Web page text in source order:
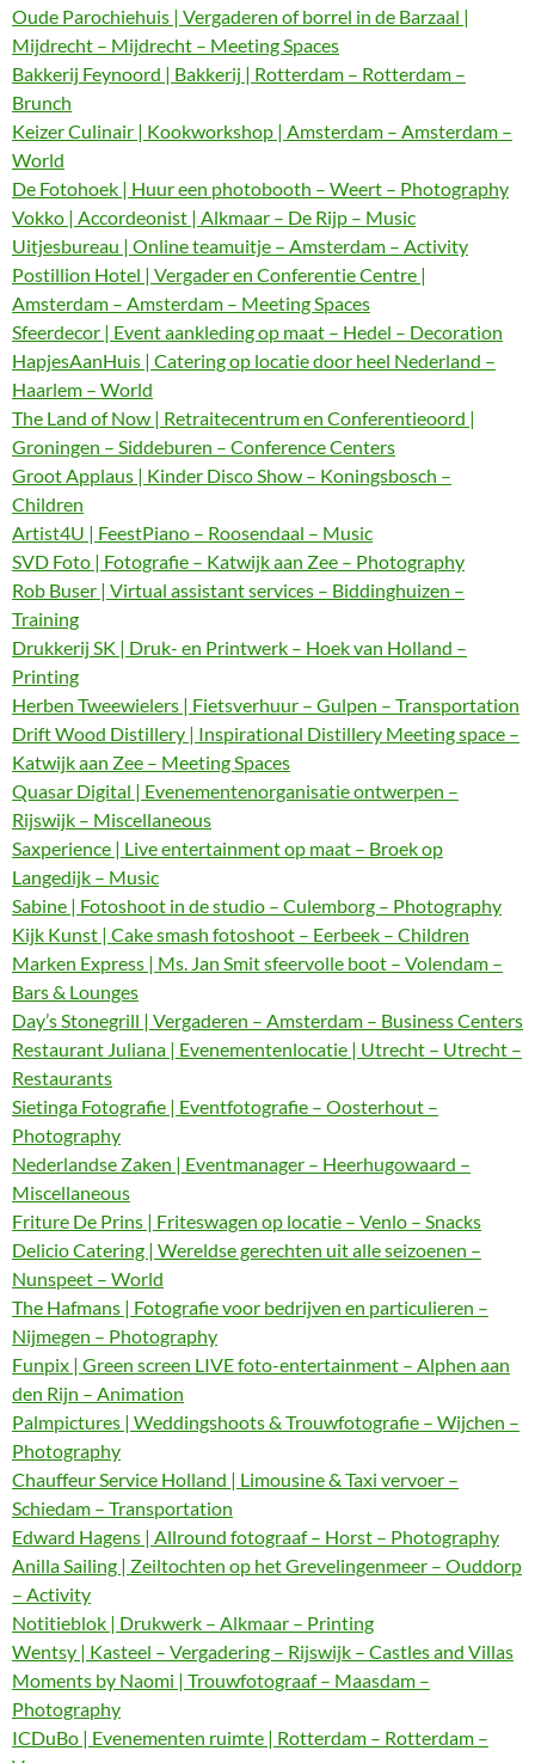
Oude Parochiehuis | Vergaderen of borrel in de Barzaal |
Mijdrecht – Mijdrecht – Meeting Spaces
Bakkerij Feynoord | Bakkerij | Rotterdam – Rotterdam –
Brunch
Keizer Culinair | Kookworkshop | Amsterdam – Amsterdam –
World
De Fotohoek | Huur een photobooth – Weert – Photography
Vokko | Accordeonist | Alkmaar – De Rijp – Music
Uitjesbureau | Online teamuitje – Amsterdam – Activity
Postillion Hotel | Vergader en Conferentie Centre |
Amsterdam – Amsterdam – Meeting Spaces
Sfeerdecor | Event aankleding op maat – Hedel – Decoration
HapjesAanHuis | Catering op locatie door heel Nederland –
Haarlem – World
The Land of Now | Retraitecentrum en Conferentieoord |
Groningen – Siddeburen – Conference Centers
Groot Applaus | Kinder Disco Show – Koningsbosch –
Children
Artist4U | FeestPiano – Roosendaal – Music
SVD Foto | Fotografie – Katwijk aan Zee – Photography
Rob Buser | Virtual assistant services – Biddinghuizen –
Training
Drukkerij SK | Druk- en Printwerk – Hoek van Holland –
Printing
Herben Tweewielers | Fietsverhuur – Gulpen – Transportation
Drift Wood Distillery | Inspirational Distillery Meeting space –
Katwijk aan Zee – Meeting Spaces
Quasar Digital | Evenementenorganisatie ontwerpen –
Rijswijk – Miscellaneous
Saxperience | Live entertainment op maat – Broek op
Langedijk – Music
Sabine | Fotoshoot in de studio – Culemborg – Photography
Kijk Kunst | Cake smash fotoshoot – Eerbeek – Children
Marken Express | Ms. Jan Smit sfeervolle boot – Volendam –
Bars & Lounges
Day’s Stonegrill | Vergaderen – Amsterdam – Business Centers
Restaurant Juliana | Evenementenlocatie | Utrecht – Utrecht –
Restaurants
Sietinga Fotografie | Eventfotografie – Oosterhout –
Photography
Nederlandse Zaken | Eventmanager – Heerhugowaard –
Miscellaneous
Friture De Prins | Friteswagen op locatie – Venlo – Snacks
Delicio Catering | Wereldse gerechten uit alle seizoenen –
Nunspeet – World
The Hafmans | Fotografie voor bedrijven en particulieren –
Nijmegen – Photography
Funpix | Green screen LIVE foto-entertainment – Alphen aan
den Rijn – Animation
Palmpictures | Weddingshoots & Trouwfotografie – Wijchen –
Photography
Chauffeur Service Holland | Limousine & Taxi vervoer –
Schiedam – Transportation
Edward Hagens | Allround fotograaf – Horst – Photography
Anilla Sailing | Zeiltochten op het Grevelingenmeer – Ouddorp
– Activity
Notitieblok | Drukwerk – Alkmaar – Printing
Wentsy | Kasteel – Vergadering – Rijswijk – Castles and Villas
Moments by Naomi | Trouwfotograaf – Maasdam –
Photography
ICDuBo | Evenementen ruimte | Rotterdam – Rotterdam –